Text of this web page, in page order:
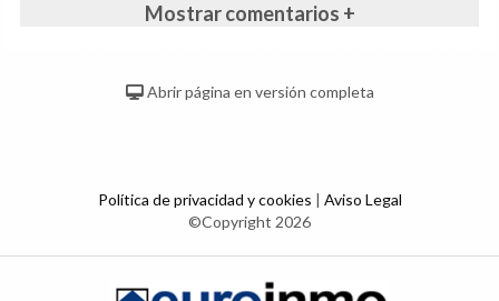
Mostrar comentarios +
Abrir página en versión completa
Política de privacidad y cookies | Aviso Legal
©Copyright 2026